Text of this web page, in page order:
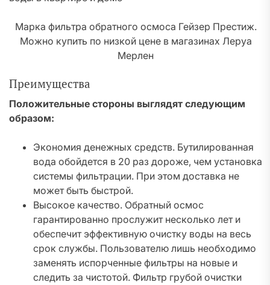
Марка фильтра обратного осмоса Гейзер Престиж.
Можно купить по низкой цене в магазинах Леруа
Мерлен
Преимущества
Положительные стороны выглядят следующим
образом:
Экономия денежных средств. Бутилированная
вода обойдется в 20 раз дороже, чем установка
системы фильтрации. При этом доставка не
может быть быстрой.
Высокое качество. Обратный осмос
гарантированно прослужит несколько лет и
обеспечит эффективную очистку воды на весь
срок службы. Пользователю лишь необходимо
заменять испорченные фильтры на новые и
следить за чистотой. Фильтр грубой очистки